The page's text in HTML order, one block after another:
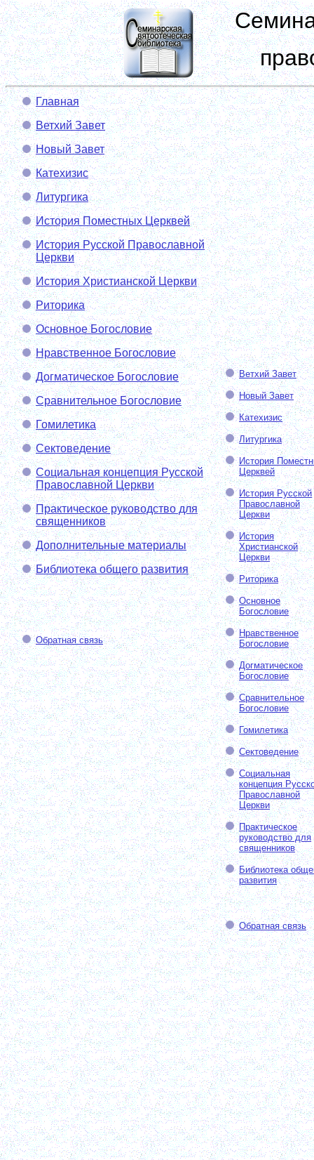
Главная
Ветхий Завет
Новый Завет
Катехизис
Литургика
История Поместных Церквей
История Русской Православной
Церкви
История Христианской Церкви
Риторика
Основное Богословие
Нравственное Богословие
Догматическое Богословие
Сравнительное Богословие
Гомилетика
Сектоведение
Социальная концепция Русской
Православной Церкви
Практическое руководство для
священников
Дополнительные материалы
Библиотека общего развития
Обратная связь
Ветхий Завет
Новый Завет
Катехизис
Литургика
История
Церквей
История Русской
Православной
Церкви
История
Христианской
Церкви
Риторика
Основное
Богословие
Нравственное
Богословие
Догматическое
Богословие
Сравнительное
Богословие
Гомилетика
Сектоведение
Социальная
концепция
Православной
Церкви
Практическое
руководство для
священников
Библиотека
развития
Обратная связь